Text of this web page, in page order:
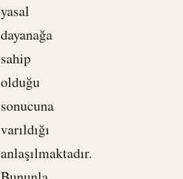
yasal
dayanağa
sahip
olduğu
sonucuna
varıldığı
anlaşılmaktadır.